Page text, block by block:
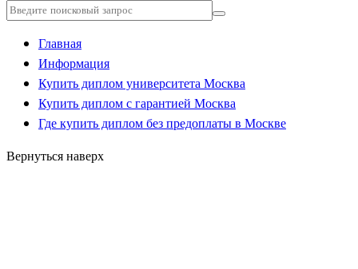
Главная
Информация
Купить диплом университета Москва
Купить диплом с гарантией Москва
Где купить диплом без предоплаты в Москве
Вернуться наверх